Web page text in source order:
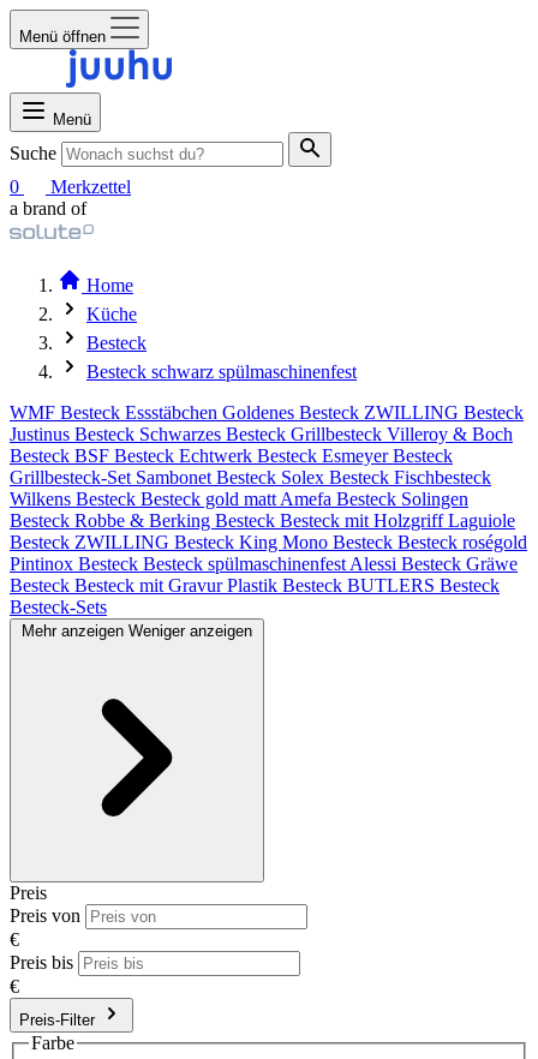
Menü öffnen
Menü
Suche
0
Merkzettel
a brand of
Home
Küche
Besteck
Besteck schwarz spülmaschinenfest
WMF Besteck Essstäbchen Goldenes Besteck ZWILLING Besteck
Justinus Besteck Schwarzes Besteck Grillbesteck Villeroy & Boch
Besteck BSF Besteck Echtwerk Besteck Esmeyer Besteck
Grillbesteck-Set Sambonet Besteck Solex Besteck Fischbesteck
Wilkens Besteck Besteck gold matt Amefa Besteck Solingen
Besteck Robbe & Berking Besteck Besteck mit HolzgriffLaguiole
Besteck ZWILLING Besteck King Mono Besteck Besteck roségold
Pintinox Besteck Besteck spülmaschinenfest Alessi Besteck Gräwe
Besteck Besteck mit GravurPlastik Besteck BUTLERS Besteck
Besteck-Sets
Mehr anzeigen Weniger anzeigen
Preis
Preis von
€
Preis bis
€
Preis-Filter
Farbe